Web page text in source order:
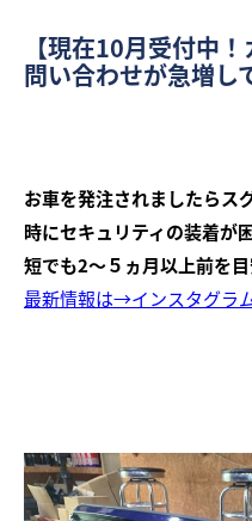
【現在10月受付中
問い合わせが急増し
お車を発注されましたらス
時にセキュリティの装着が
短でも2～５ヵ月以上前を目
最新情報は→インスタグラ